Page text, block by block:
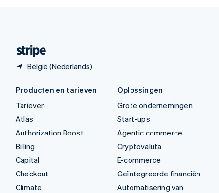
België (Nederlands)
Producten en tarieven
Tarieven
Atlas
Authorization Boost
Billing
Capital
Checkout
Climate
Oplossingen
Grote ondernemingen
Start-ups
Agentic commerce
Cryptovaluta
E-commerce
Geïntegreerde financiën
Automatisering van